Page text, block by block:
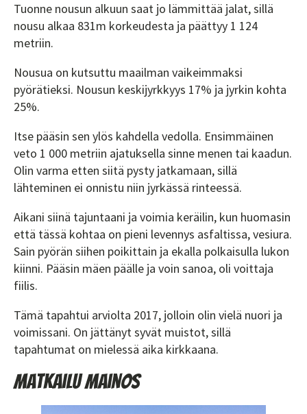
Tuonne nousun alkuun saat jo lämmittää jalat, sillä
nousu alkaa 831m korkeudesta ja päättyy 1 124
metriin.
Nousua on kutsuttu maailman vaikeimmaksi
pyörätieksi. Nousun keskijyrkkyys 17% ja jyrkin kohta
25%.
Itse pääsin sen ylös kahdella vedolla. Ensimmäinen
veto 1 000 metriin ajatuksella sinne menen tai kaadun.
Olin varma etten siitä pysty jatkamaan, sillä
lähteminen ei onnistu niin jyrkässä rinteessä.
Aikani siinä tajuntaani ja voimia keräilin, kun huomasin
että tässä kohtaa on pieni levennys asfaltissa, vesiura.
Sain pyörän siihen poikittain ja ekalla polkaisulla lukon
kiinni. Pääsin mäen päälle ja voin sanoa, oli voittaja
fiilis.
Tämä tapahtui arviolta 2017, jolloin olin vielä nuori ja
voimissani. On jättänyt syvät muistot, sillä
tapahtumat on mielessä aika kirkkaana.
Matkailu mainos